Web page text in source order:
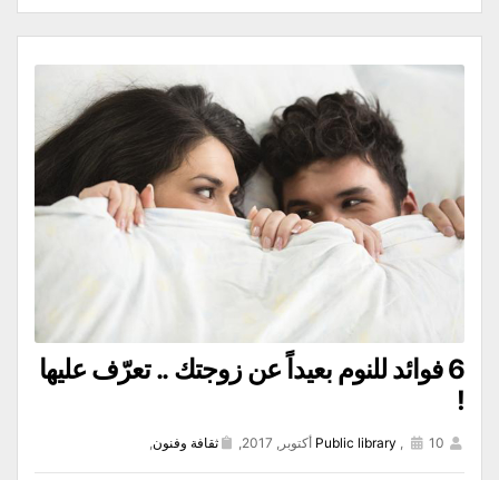
6 فوائد للنوم بعيداً عن زوجتك .. تعرّف عليها
!
Public library , 10 أكتوبر, 2017, ثقافة وفنون,